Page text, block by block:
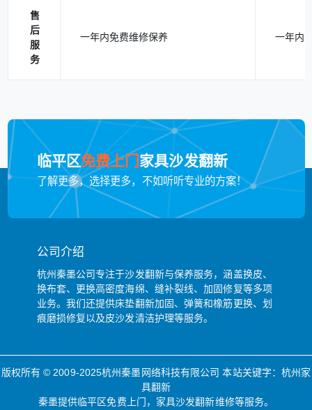
售
后
服
务
一年内免费维修保养 一年内
临平区免费上门家具沙发翻新
了解更多，选择更多，不如听听专业的方案！
公司介绍
杭州秦墨公司专注于沙发翻新与保养服务，涵盖换皮、
换布套、更换高密度海绵、缝补裂线、加固修复等多项
业务。我们还提供床垫翻新加固、弹簧和橡筋更换、划
痕磨损修复以及皮沙发清洁护理等服务。
版权所有 © 2009-2025杭州秦墨网络科技有限公司 本站关键字：杭州家
具翻新
秦墨提供临平区免费上门，家具沙发翻新维修等服务。